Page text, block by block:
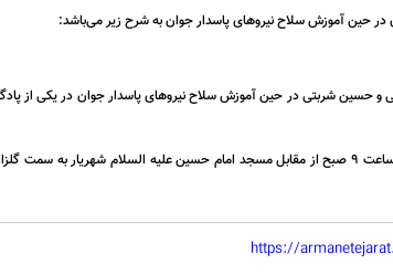
در حین آموزش سلاح نیروهای پاسدار جوان به شرح زیر می‌باشد:
و حسین شربتی در حین آموزش سلاح نیروهای پاسدار جوان در یکی از
در پایان به اطلاع عموم ملت قدرشناس ایران می‌رسانیم مراسم تشییع پیکرهای مطهر این شهیدان در روز جمعه ۳۰ آبانماه از ساعت ۹ صبح از
https://